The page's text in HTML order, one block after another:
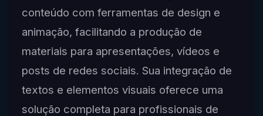
conteúdo com ferramentas de design e
animação, facilitando a produção de
materiais para apresentações, vídeos e
posts de redes sociais. Sua integração de
textos e elementos visuais oferece uma
solução completa para profissionais de